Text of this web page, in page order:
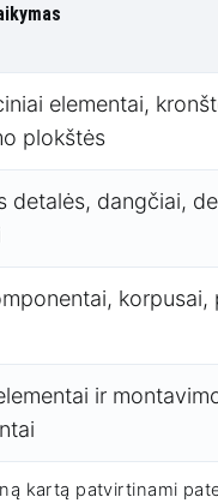
elementai,
plokštės
detalės, dangčiai,
korpusai,
ir
kartą patvirtinami